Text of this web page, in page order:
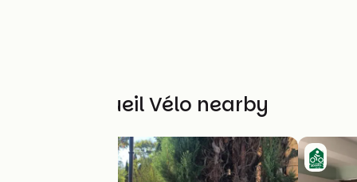
Other Accueil Vélo nearby